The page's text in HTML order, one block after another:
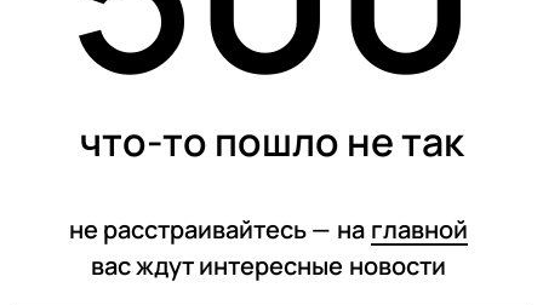
что-то пошло не так
не расстраивайтесь — на главной
вас ждут интересные новости